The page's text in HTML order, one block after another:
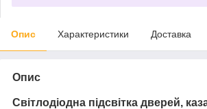
Опис Характеристики Доставка
Опис
Світлодіодна підсвітка дверей,